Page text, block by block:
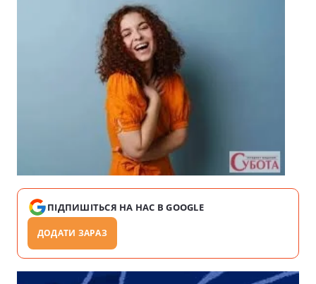
ПІДПИШІТЬСЯ НА НАС В GOOGLE
ДОДАТИ ЗАРАЗ